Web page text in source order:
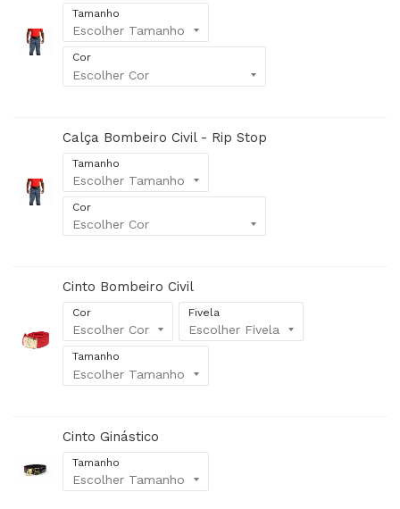
Tamanho
Cor
Calça Bombeiro Civil - Rip Stop
Tamanho
Cor
Cinto Bombeiro Civil
Cor Fivela
Tamanho
Cinto Ginástico
Tamanho